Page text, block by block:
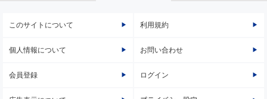
このサイトについて 利用規約
個人情報について お問い合わせ
会員登録 ログイン